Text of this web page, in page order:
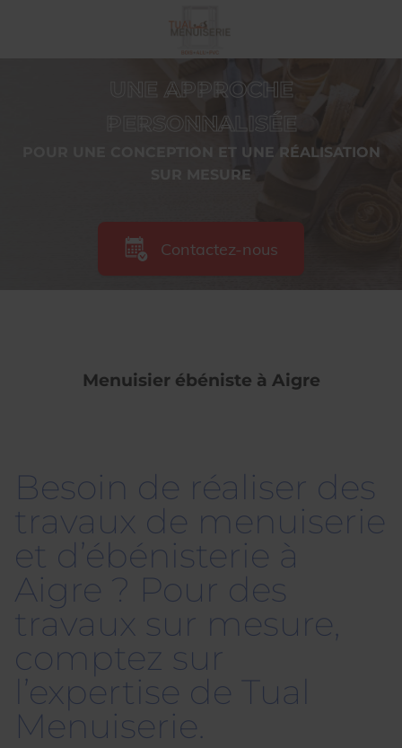
UNE APPROCHE
PERSONNALISÉE
POUR UNE CONCEPTION ET UNE RÉALISATION
SUR MESURE
Contactez-nous
Menuisier ébéniste à Aigre
Besoin de réaliser des
travaux de menuiserie
et d’ébénisterie à
Aigre ? Pour des
travaux sur mesure,
comptez sur
l’expertise de Tual
Menuiserie.